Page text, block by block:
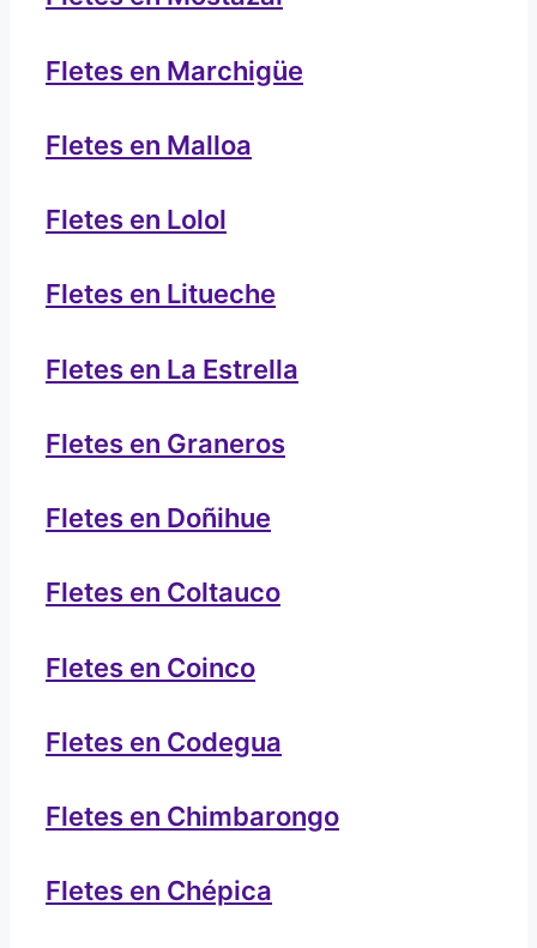
Fletes en Marchigüe
Fletes en Malloa
Fletes en Lolol
Fletes en Litueche
Fletes en La Estrella
Fletes en Graneros
Fletes en Doñihue
Fletes en Coltauco
Fletes en Coinco
Fletes en Codegua
Fletes en Chimbarongo
Fletes en Chépica